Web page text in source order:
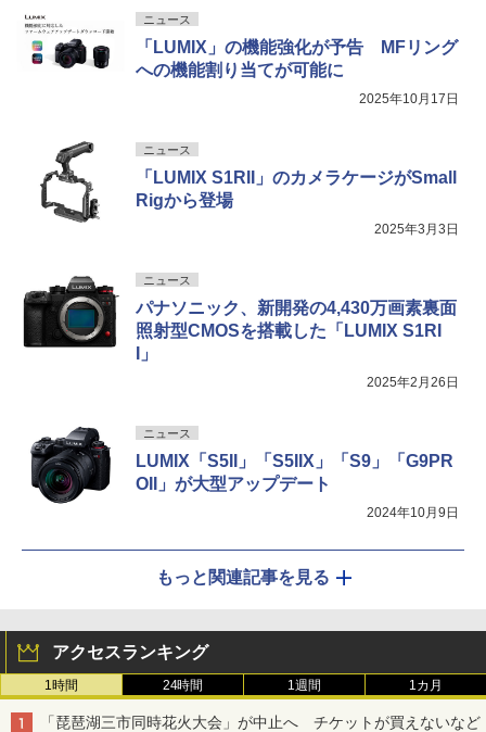
ニュース
「LUMIX」の機能強化が予告 MFリング
への機能割り当てが可能に
2025年10月17日
ニュース
「LUMIX S1RII」のカメラケージがSmall
Rigから登場
2025年3月3日
ニュース
パナソニック、新開発の4,430万画素裏面
照射型CMOSを搭載した「LUMIX S1RI
I」
2025年2月26日
ニュース
LUMIX「S5II」「S5IIX」「S9」「G9PR
OII」が大型アップデート
2024年10月9日
もっと関連記事を見る
アクセスランキング
1時間 24時間 1週間 1カ月
「琵琶湖三市同時花火大会」が中止へ チケットが買えないなど